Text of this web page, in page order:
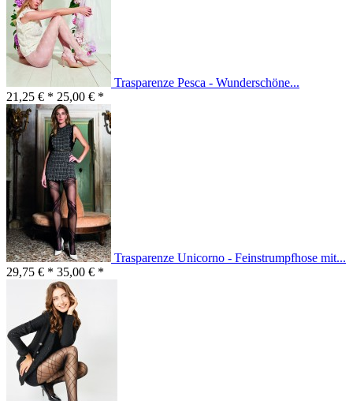
Trasparenze Pesca - Wunderschöne...
21,25 € * 25,00 € *
Trasparenze Unicorno - Feinstrumpfhose mit...
29,75 € * 35,00 € *